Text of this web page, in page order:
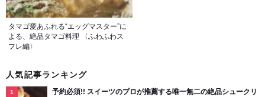
タマゴ愛あふれる“エッグマスター”に
よる、絶品タマゴ料理 〈ふわふわス
フレ編〉
人気記事ランキング
予約必須!! スイーツのプロが推薦する唯一無二の絶品シュークリ